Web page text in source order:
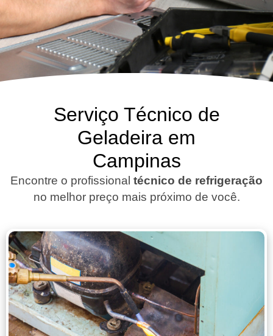
Serviço Técnico de
Geladeira em
Campinas
Encontre o profissional técnico de refrigeração
no melhor preço mais próximo de você.